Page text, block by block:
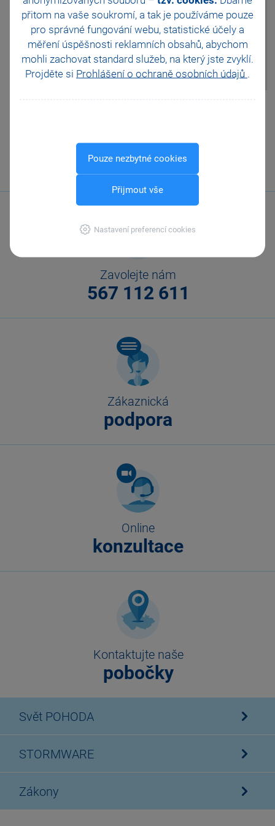
přitom na vaše soukromí, a tak je používáme pouze
pro správné fungování webu, statistické účely a
měření úspěšnosti reklamních obsahů, abychom
mohli zachovat standard služeb, na který jste zvyklí.
Projděte si Prohlášení o ochraně osobních údajů .
Pouze nezbytné cookies
Přijmout vše
Nastavení preferencí cookies
JMHZ v Pohodě a Pamice
Obecný internetový obchod
vyzváni správcem daně nebo
pole Důvody pro podání násl.
KH zjištěny dne, do kterého
uvedete datum, kdy jste zjistili
důvod pro podání následného
kontrolního hlášení.
Zavolejte nám
567 112 611
Zákaznická
podpora
Online
konzultace
Kontaktujte naše
pobočky
Svět POHODA
STORMWARE
Zákony